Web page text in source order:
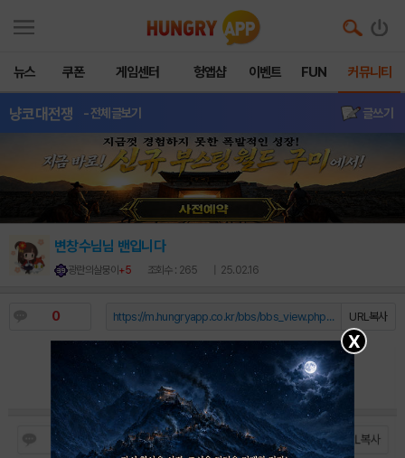
뉴스 쿠폰 게임센터 헝앱샵 이벤트 FUN 커뮤니티
냥코대전쟁 - 전체글보기 글쓰기
변창수님님 밴입니다
광란의살뭉이 +5 조회수 : 265 | 25.02.16
0 URL복사
https://m.hungryapp.co.kr/bbs/bbs_view.php?durl=Y...
X